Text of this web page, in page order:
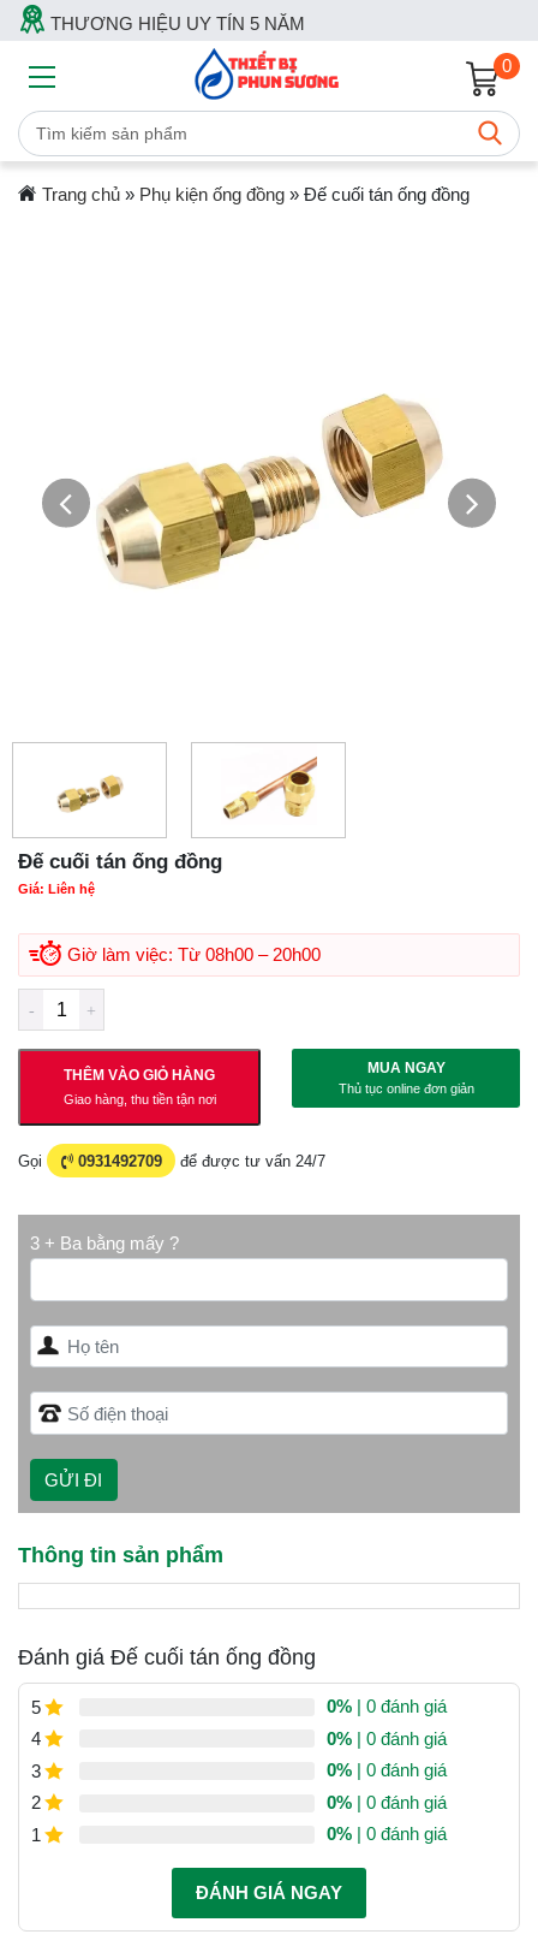
THƯƠNG HIỆU UY TÍN 5 NĂM
0
Trang chủ» Phụ kiện ống đồng» Đế cuối tán ống đồng
Đế cuối tán ống đồng
Giá: Liên hệ
Giờ làm việc: Từ 08h00 – 20h00
THÊM VÀO GIỎ HÀNG
Giao hàng, thu tiền tận nơi
MUA NGAY
Thủ tục online đơn giản
Gọi 0931492709 để được tư vấn 24/7
3 + Ba bằng mấy ?
Thông tin sản phẩm
Đánh giá Đế cuối tán ống đồng
5 0% | 0 đánh giá
4
0% | 0 đánh giá
3
0% | 0 đánh giá
2
0% | 0 đánh giá
1
0% | 0 đánh giá
ĐÁNH GIÁ NGAY